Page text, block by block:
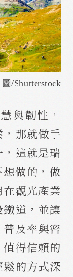
/Shutterstock
與韌性，
，那就做手
這就是瑞
做的，做
觀光產業
鐵道，並讓
及率與密
得信賴的
的方式深